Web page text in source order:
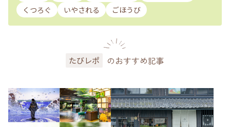
くつろぐ
いやされる ごほうび
たびレポ のおすすめ記事